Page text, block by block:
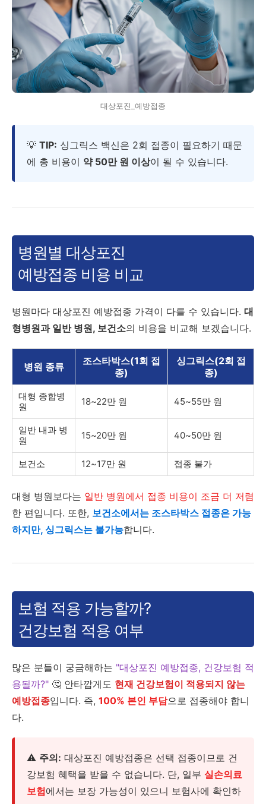
대상포진_예방접종
💡 TIP: 싱그릭스 백신은 2회 접종이 필요하기 때문
에 총 비용이 약 50만 원 이상이 될 수 있습니다.
병원별 대상포진
예방접종 비용 비교
병원마다 대상포진 예방접종 가격이 다를 수 있습니다. 대
형병원과 일반 병원, 보건소의 비용을 비교해 보겠습니다.
병원 종류
조스타박스(1회 접
종)
싱그릭스(2회 접
종)
대형 종합병
원
18~22만 원 45~55만 원
일반 내과 병
원
15~20만 원 40~50만 원
보건소 12~17만 원 접종 불가
대형 병원보다는 일반 병원에서 접종 비용이 조금 더 저렴
한 편입니다. 또한, 보건소에서는 조스타박스 접종은 가능
하지만, 싱그릭스는 불가능합니다.
보험 적용 가능할까?
건강보험 적용 여부
많은 분들이 궁금해하는 "대상포진 예방접종, 건강보험 적
용될까?" 🤔 안타깝게도 현재 건강보험이 적용되지 않는
예방접종입니다. 즉, 100% 본인 부담으로 접종해야 합니
다.
⚠️ 주의: 대상포진 예방접종은 선택 접종이므로 건
강보험 혜택을 받을 수 없습니다. 단, 일부 실손의료
보험에서는 보장 가능성이 있으니 보험사에 확인하